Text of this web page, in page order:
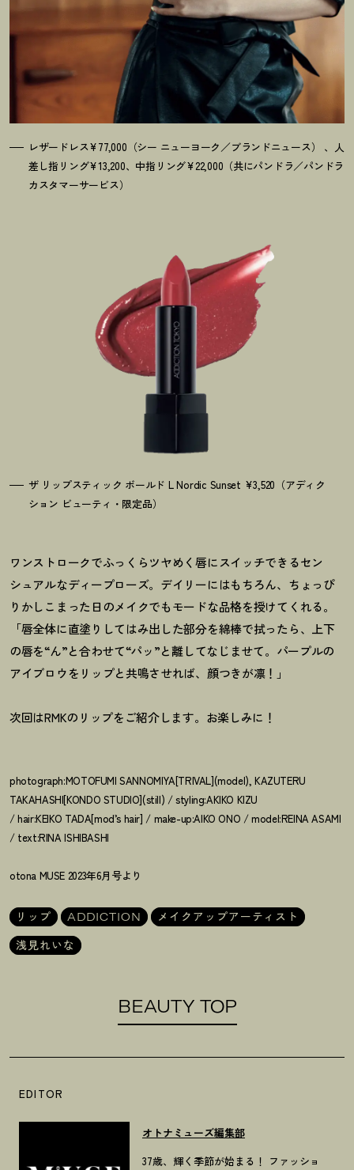
レザードレス¥77,000（シー ニューヨーク／ブランドニュース） 、人
差し指リング¥13,200、中指リング¥22,000（共にパンドラ／パンドラ
カスタマーサービス）
ザ リップスティック ボールド L Nordic Sunset ¥3,520（アディク
ション ビューティ・限定品）
ワンストロークでふっくらツヤめく唇にスイッチできるセン
シュアルなディープローズ。デイリーにはもちろん、ちょっぴ
りかしこまった日のメイクでもモードな品格を授けてくれる。
「唇全体に直塗りしてはみ出した部分を綿棒で拭ったら、上下
の唇を“ん”と合わせて“パッ”と離してなじませて。パープルの
アイブロウをリップと共鳴させれば、顔つきが凛！ 」
次回はRMKのリップをご紹介します。お楽しみに ！
photograph:MOTOFUMI SANNOMIYA[TRIVAL](model), KAZUTERU
TAKAHASHI[KONDO STUDIO](still) / styling:AKIKO KIZU
/ hair:KEIKO TADA[mod’s hair] / make-up:AIKO ONO / model:REINA ASAMI
/ text:RINA ISHIBASHI
otona MUSE 2023年6月号より
リップ ADDICTION
メイクアップアーティスト
浅見れいな
BEAUTY TOP
EDITOR
オトナミューズ編集部
37歳、輝く季節が始まる！ ファッショ